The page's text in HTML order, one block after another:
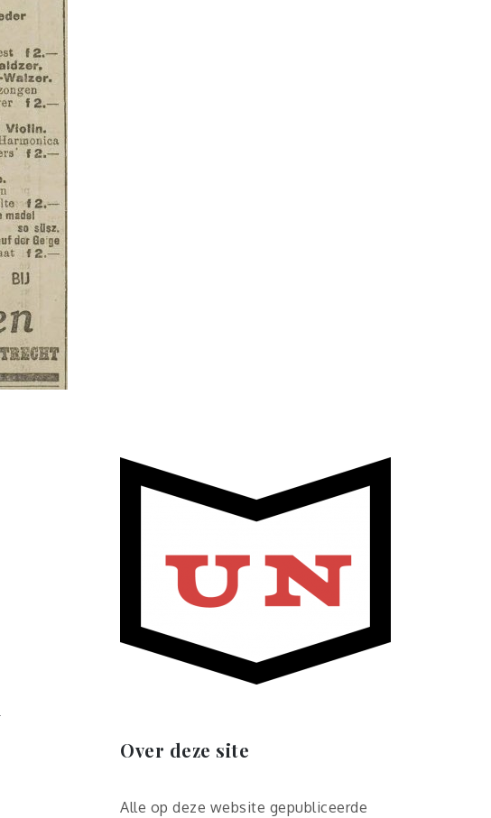
Over deze site
Alle op deze website gepubliceerde